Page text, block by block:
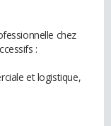
chez
:
et logistique,